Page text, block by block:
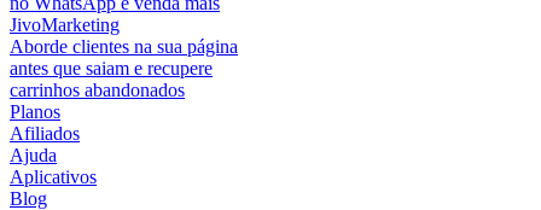
JivoMarketing
Aborde clientes na sua página
antes que saiam e recupere
carrinhos abandonados
Planos
Afiliados
Ajuda
Aplicativos
Blog